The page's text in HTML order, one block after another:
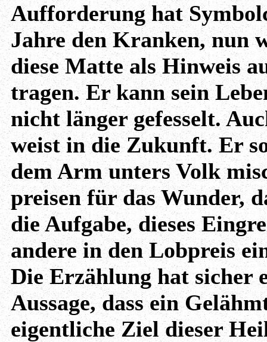
Aufforderung hat
Jahre den Kranken, nun
diese Matte als Hinweis
tragen. Er kann sein
nicht länger gefesselt.
weist in die Zukunft. Er
dem Arm unters Volk
preisen für das Wunder,
die Aufgabe, dieses
andere in den Lobpreis
Die Erzählung hat sicher
Aussage, dass ein
eigentliche Ziel dieser